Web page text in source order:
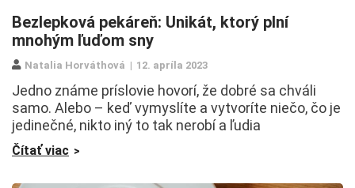
Bezlepková pekáreň: Unikát, ktorý plní
mnohým ľuďom sny
Natalia Horváthová 12. apríla 2023
Jedno známe príslovie hovorí, že dobré sa chváli
samo. Alebo – keď vymyslíte a vytvoríte niečo, čo je
jedinečné, nikto iný to tak nerobí a ľudia
Čítať viac